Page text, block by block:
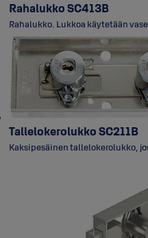
Rahalukko SC413B
Rahalukko. Lukkoa käytetään
Tallelokerolukko SC211B
Kaksipesäinen tallelokerolukko,